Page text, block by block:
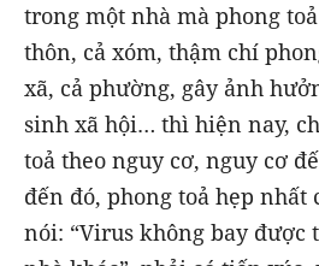
trong một nhà mà phong
thôn, cả xóm, thậm chí
xã, cả phường, gây ảnh
sinh xã hội… thì hiện nay,
toả theo nguy cơ, nguy cơ
đến đó, phong toả hẹp nhất
nói: “Virus không bay được